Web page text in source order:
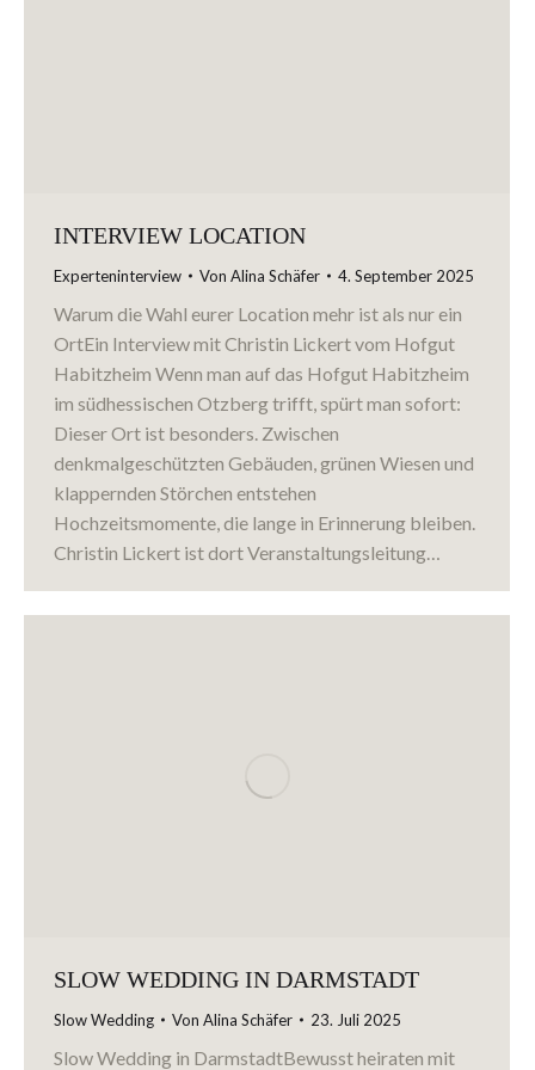
INTERVIEW LOCATION
Experteninterview Von Alina Schäfer 4. September 2025
Warum die Wahl eurer Location mehr ist als nur ein
OrtEin Interview mit Christin Lickert vom Hofgut
Habitzheim Wenn man auf das Hofgut Habitzheim
im südhessischen Otzberg trifft, spürt man sofort:
Dieser Ort ist besonders. Zwischen
denkmalgeschützten Gebäuden, grünen Wiesen und
klappernden Störchen entstehen
Hochzeitsmomente, die lange in Erinnerung bleiben.
Christin Lickert ist dort Veranstaltungsleitung…
SLOW WEDDING IN DARMSTADT
Slow Wedding Von Alina Schäfer 23. Juli 2025
Slow Wedding in DarmstadtBewusst heiraten mit